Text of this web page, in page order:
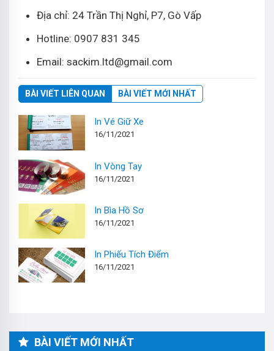
Địa chỉ: 24 Trần Thị Nghỉ, P7, Gò Vấp
Hotline: 0907 831 345
Email: sackim.ltd@gmail.com
BÀI VIẾT LIÊN QUAN BÀI VIẾT MỚI NHẤT
In Vé Giữ Xe
16/11/2021
In Vòng Tay
16/11/2021
In Bìa Hồ Sơ
16/11/2021
In Phiếu Tích Điểm
16/11/2021
BÀI VIẾT MỚI NHẤT